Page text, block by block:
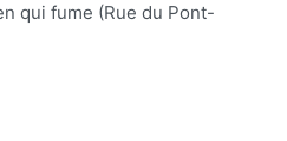
qui fume (Rue du Pont-